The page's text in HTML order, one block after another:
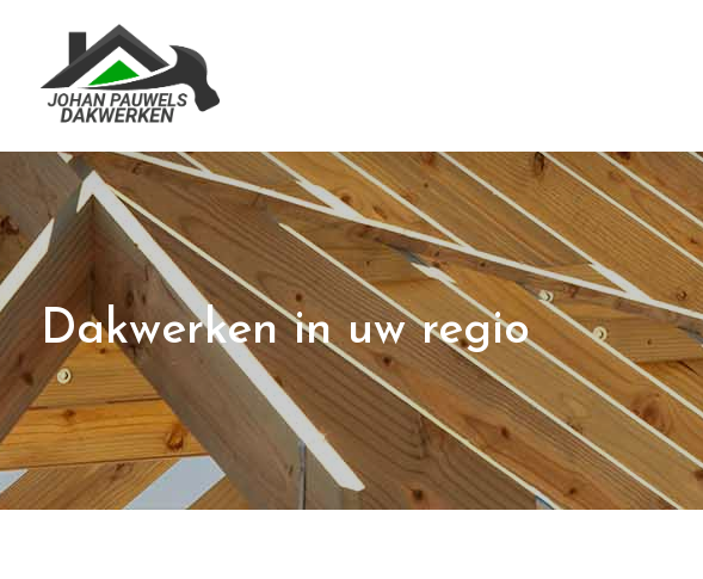
Dakwerken in uw regio